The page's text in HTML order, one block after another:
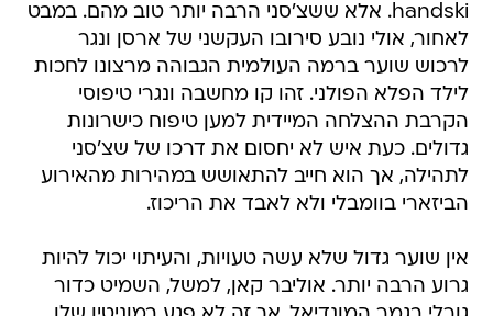
handski. אלא ששצ'סני הרבה יותר טוב מהם. במבט
לאחור, אולי נובע סירובו העקשני של ארסן ונגר
לרכוש שוער ברמה העולמית הגבוהה מרצונו לחכות
לילד הפלא הפולני. זהו קו מחשבה ונגרי טיפוסי 
הקרבת ההצלחה המיידית למען טיפוח כישרונות
גדולים. כעת איש לא יחסום את דרכו של שצ'סני
לתהילה, אך הוא חייב להתאושש במהירות מהאירוע
הביזארי בוומבלי ולא לאבד את הריכוז.
אין שוער גדול שלא עשה טעויות, והעיתוי יכול להיות
גרוע הרבה יותר. אוליבר קאן, למשל, השמיט כדור